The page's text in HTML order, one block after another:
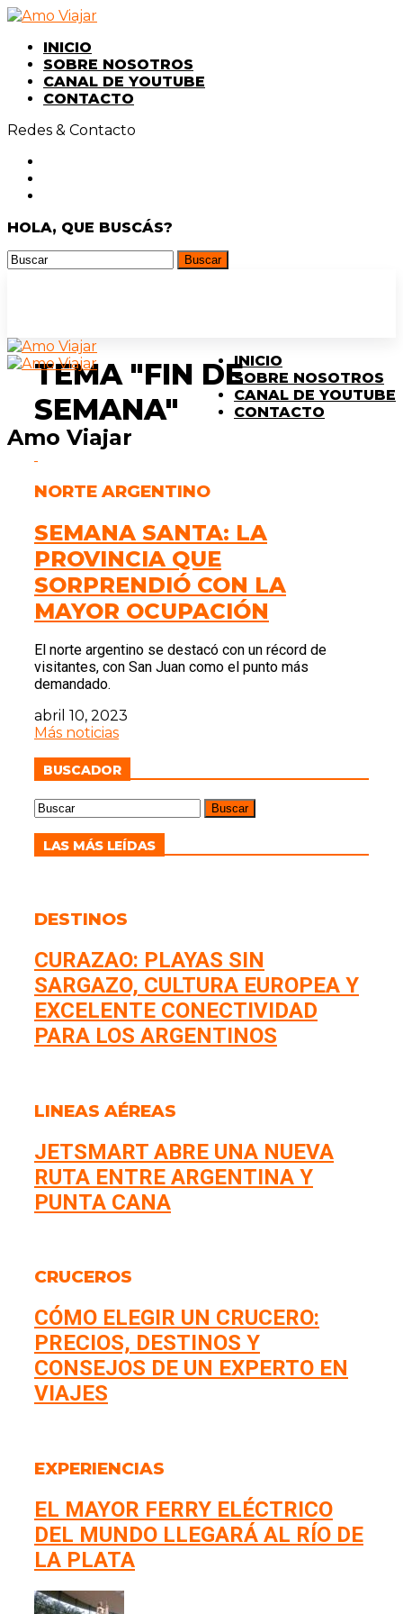
INICIO
SOBRE NOSOTROS
CANAL DE YOUTUBE
CONTACTO
Redes & Contacto
HOLA, QUE BUSCÁS?
Amo Viajar
INICIO
SOBRE NOSOTROS
CANAL DE YOUTUBE
CONTACTO
TEMA "FIN DE
SEMANA"
NORTE ARGENTINO
SEMANA SANTA: LA
PROVINCIA QUE
SORPRENDIÓ CON LA
MAYOR OCUPACIÓN
El norte argentino se destacó con un récord de
visitantes, con San Juan como el punto más
demandado.
abril 10, 2023
Más noticias
BUSCADOR
LAS MÁS LEÍDAS
DESTINOS
CURAZAO: PLAYAS SIN
SARGAZO, CULTURA EUROPEA Y
EXCELENTE CONECTIVIDAD
PARA LOS ARGENTINOS
LINEAS AÉREAS
JETSMART ABRE UNA NUEVA
RUTA ENTRE ARGENTINA Y
PUNTA CANA
CRUCEROS
CÓMO ELEGIR UN CRUCERO:
PRECIOS, DESTINOS Y
CONSEJOS DE UN EXPERTO EN
VIAJES
EXPERIENCIAS
EL MAYOR FERRY ELÉCTRICO
DEL MUNDO LLEGARÁ AL RÍO DE
LA PLATA